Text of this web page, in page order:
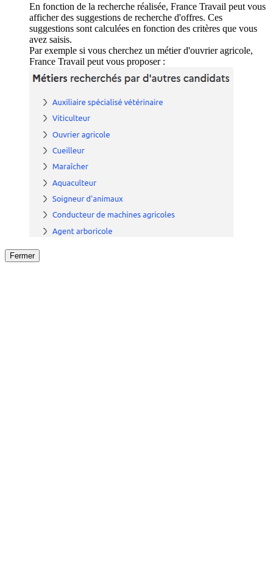
En fonction de la recherche réalisée, France Travail peut vous
afficher des suggestions de recherche d'offres. Ces
suggestions sont calculées en fonction des critères que vous
avez saisis.
Par exemple si vous cherchez un métier d'ouvrier agricole,
France Travail peut vous proposer :
Fermer